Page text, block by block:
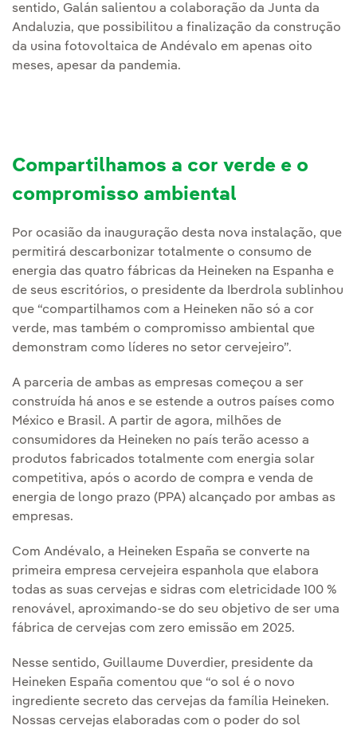
sentido, Galán salientou a colaboração da Junta da
Andaluzia, que possibilitou a finalização da construção
da usina fotovoltaica de Andévalo em apenas oito
meses, apesar da pandemia.
Compartilhamos a cor verde e o
compromisso ambiental
Por ocasião da inauguração desta nova instalação, que
permitirá descarbonizar totalmente o consumo de
energia das quatro fábricas da Heineken na Espanha e
de seus escritórios, o presidente da Iberdrola sublinhou
que “compartilhamos com a Heineken não só a cor
verde, mas também o compromisso ambiental que
demonstram como líderes no setor cervejeiro”.
A parceria de ambas as empresas começou a ser
construída há anos e se estende a outros países como
México e Brasil. A partir de agora, milhões de
consumidores da Heineken no país terão acesso a
produtos fabricados totalmente com energia solar
competitiva, após o acordo de compra e venda de
energia de longo prazo (PPA) alcançado por ambas as
empresas.
Com Andévalo, a Heineken España se converte na
primeira empresa cervejeira espanhola que elabora
todas as suas cervejas e sidras com eletricidade 100 %
renovável, aproximando-se do seu objetivo de ser uma
fábrica de cervejas com zero emissão em 2025.
Nesse sentido, Guillaume Duverdier, presidente da
Heineken España comentou que “o sol é o novo
ingrediente secreto das cervejas da família Heineken.
Nossas cervejas elaboradas com o poder do sol